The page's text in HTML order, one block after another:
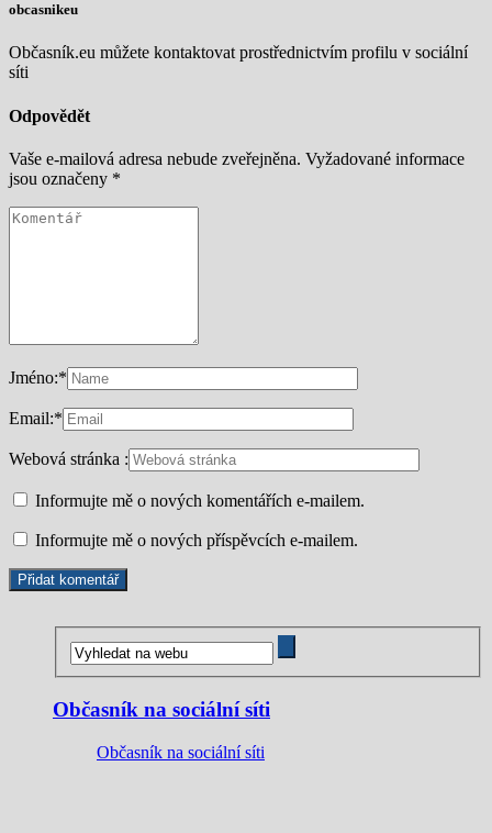
obcasnikeu
Občasník.eu můžete kontaktovat prostřednictvím profilu v sociální
síti
Odpovědět
Vaše e-mailová adresa nebude zveřejněna. Vyžadované informace
jsou označeny *
Jméno:*
Email:*
Webová stránka :
Informujte mě o nových komentářích e-mailem.
Informujte mě o nových příspěvcích e-mailem.
Občasník na sociální síti
Občasník na sociální síti